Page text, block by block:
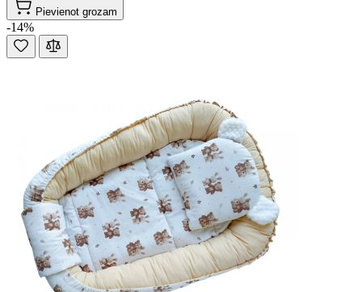
Pievienot grozam
-14%